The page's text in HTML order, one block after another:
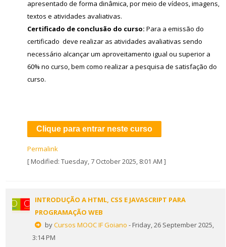
apresentado de forma dinâmica, por meio de vídeos, imagens,
textos e atividades avaliativas.
Certificado de conclusão do curso: Para a emissão do
certificado deve realizar as atividades avaliativas sendo
necessário alcançar um aproveitamento igual ou superior a
60% no curso, bem como realizar a pesquisa de satisfação do
curso.
Clique para entrar neste curso
Permalink
[ Modified: Tuesday, 7 October 2025, 8:01 AM ]
INTRODUÇÃO A HTML, CSS E JAVASCRIPT PARA
PROGRAMAÇÃO WEB
byCursos MOOC IF Goiano - Friday, 26 September 2025,
3:14 PM